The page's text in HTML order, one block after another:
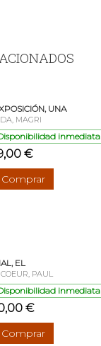
UNA
MAGRI
inmediata
€
Comprar
EL
PAUL
inmediata
€
Comprar